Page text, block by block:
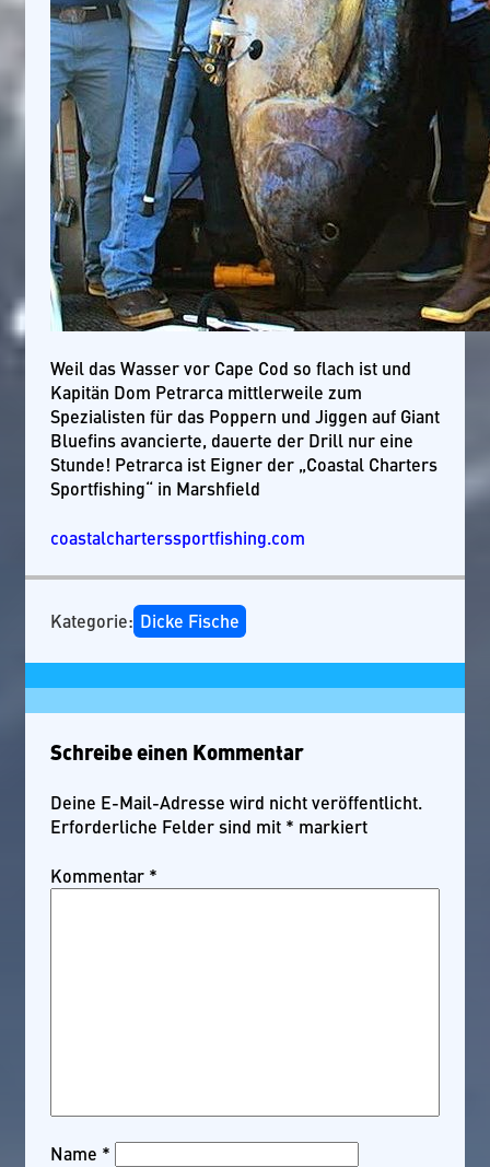
Weil das Wasser vor Cape Cod so flach ist und
Kapitän Dom Petrarca mittlerweile zum
Spezialisten für das Poppern und Jiggen auf Giant
Bluefins avancierte, dauerte der Drill nur eine
Stunde! Petrarca ist Eigner der „Coastal Charters
Sportfishing“ in Marshfield
coastalcharterssportfishing.com
Kategorie: Dicke Fische
Schreibe einen Kommentar
Deine E-Mail-Adresse wird nicht veröffentlicht.
Erforderliche Felder sind mit * markiert
Kommentar *
Name *